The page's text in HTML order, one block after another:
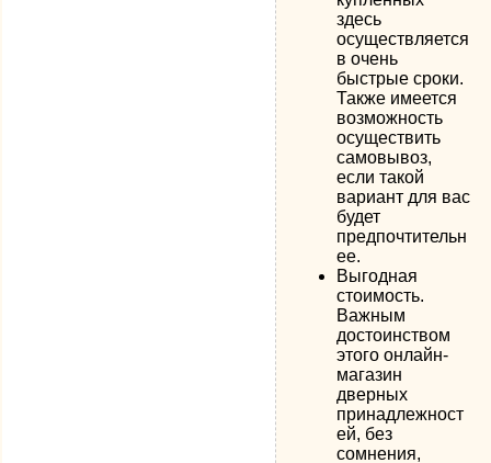
здесь
осуществляется
в очень
быстрые сроки.
Также имеется
возможность
осуществить
самовывоз,
если такой
вариант для вас
будет
предпочтительн
ее.
Выгодная
стоимость.
Важным
достоинством
этого онлайн-
магазин
дверных
принадлежност
ей, без
сомнения,